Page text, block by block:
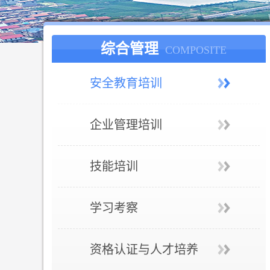
综合管理 COMPOSITE
安全教育培训
企业管理培训
技能培训
学习考察
资格认证与人才培养